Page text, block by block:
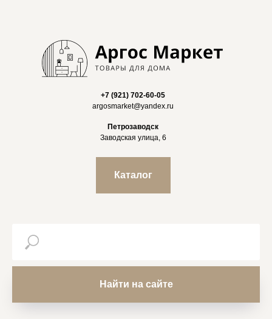
+7 (921) 702-60-05
argosmarket@yandex.ru
Петрозаводск
Заводская улица, 6
Каталог
Найти на сайте